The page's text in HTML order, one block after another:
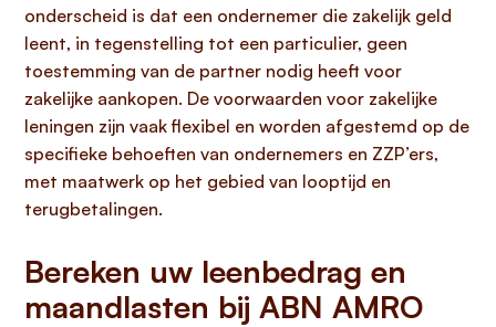
onderscheid is dat een ondernemer die zakelijk geld
leent, in tegenstelling tot een particulier, geen
toestemming van de partner nodig heeft voor
zakelijke aankopen. De voorwaarden voor zakelijke
leningen zijn vaak flexibel en worden afgestemd op de
specifieke behoeften van ondernemers en ZZP’ers,
met maatwerk op het gebied van looptijd en
terugbetalingen.
Bereken uw leenbedrag en
maandlasten bij ABN AMRO